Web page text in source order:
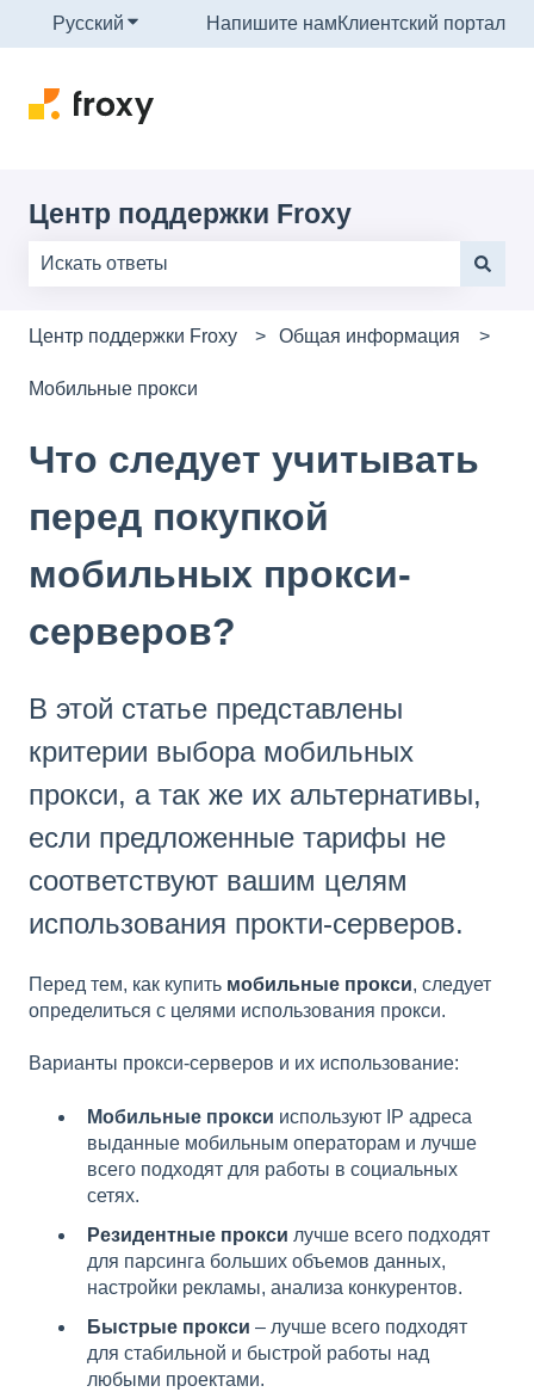
Русский Показать подменю для переводов
Напишите намКлиентский портал
Центр поддержки Froxy
Центр поддержки Froxy
Общая информация
Мобильные прокси
Что следует учитывать
перед покупкой
мобильных прокси-
серверов?
В этой статье представлены
критерии выбора мобильных
прокси, а так же их альтернативы,
если предложенные тарифы не
соответствуют вашим целям
использования прокти-серверов.
Перед тем, как купить мобильные прокси, следует
определиться с целями использования прокси.
Варианты прокси-серверов и их использование:
Мобильные прокси используют IP адреса
выданные мобильным операторам и лучше
всего подходят для работы в социальных
сетях.
Резидентные прокси лучше всего подходят
для парсинга больших объемов данных,
настройки рекламы, анализа конкурентов.
Быстрые прокси – лучше всего подходят
для стабильной и быстрой работы над
любыми проектами.